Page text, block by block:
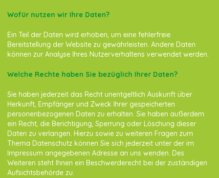
Wofür nutzen wir Ihre Daten?
Ein Teil der Daten wird erhoben, um eine fehlerfreie
Bereitstellung der Website zu gewährleisten. Andere Daten
können zur Analyse Ihres Nutzerverhaltens verwendet werden.
Welche Rechte haben Sie bezüglich Ihrer Daten?
Sie haben jederzeit das Recht unentgeltlich Auskunft über
Herkunft, Empfänger und Zweck Ihrer gespeicherten
personenbezogenen Daten zu erhalten. Sie haben außerdem
ein Recht, die Berichtigung, Sperrung oder Löschung dieser
Daten zu verlangen. Hierzu sowie zu weiteren Fragen zum
Thema Datenschutz können Sie sich jederzeit unter der im
Impressum angegebenen Adresse an uns wenden. Des
Weiteren steht Ihnen ein Beschwerderecht bei der zuständigen
Aufsichtsbehörde zu.